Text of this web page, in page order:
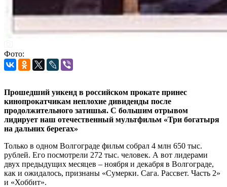
Фото:
Прошедший уикенд в российском прокате принес
кинопрокатчикам неплохие дивиденды после
продолжительного затишья. С большим отрывом
лидирует наш отечественный мультфильм «Три богатыря
на дальних берегах»
Только в одном Волгограде фильм собрал 4 млн 650 тыс.
рублей. Его посмотрели 272 тыс. человек. А вот лидерами
двух предыдущих месяцев – ноября и декабря в Волгограде,
как и ожидалось, признаны «Сумерки. Сага. Рассвет. Часть 2»
и «Хоббит».